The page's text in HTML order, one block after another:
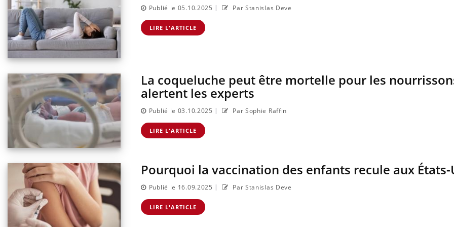
Publié le 05.10.2025 | Par Stanislas Deve
LIRE L'ARTICLE
La coqueluche peut être mortelle pour les
alertent les experts
Publié le 03.10.2025 | Par Sophie Raffin
LIRE L'ARTICLE
Pourquoi la vaccination des enfants recule aux États-
Publié le 16.09.2025 | Par Stanislas Deve
LIRE L'ARTICLE